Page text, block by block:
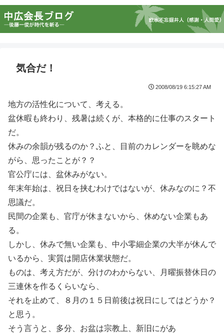
気合だ！
2008/08/19 6:15:27 AM
地方の活性化について、考える。
盆休暇も終わり、残暑は続くが、本格的に仕事のスタート
だ。
休みの余韻が残るのか？ふと、目前のカレンダーを眺めな
がら、思ったことが？？
官公庁には、盆休みがない。
年末年始は、祝日を挟むわけではないが、休みなのに？不
思議だ。
民間の企業も、官庁が休まないから、休めない企業もあ
る。
しかし、休みで無い企業も、中小零細企業の大半が休んで
いるから、実質は開店休業状態だ。
ものは、考え方だが、分けのわからない、月曜振替休日の
三連休を作るくらいなら、
それを止めて、８月の１５日前後は祝日にしてはどうか？
と思う。
そう言うと、多分、お盆は宗教上、新旧にがあ